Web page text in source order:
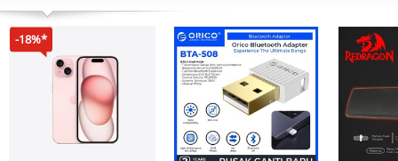
Note:
Pesanan diproses pada Hari Senin s.d Sabtu.
untuk produk yang tidak memiliki varian, akan di proses
secara random.
Pengiriman dapat berubah saat Big Campaign.
Harap pastikan pesanan yang Anda terima sudah sesuai,
sebelum menyelesaikan pesanan (retur hanya dapat
-18%*